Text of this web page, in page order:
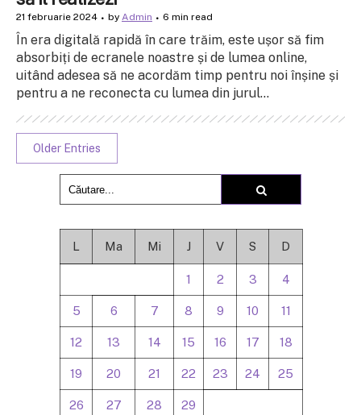
21 februarie 2024 by Admin 6 min read
În era digitală rapidă în care trăim, este ușor să fim
absorbiți de ecranele noastre și de lumea online,
uitând adesea să ne acordăm timp pentru noi înșine și
pentru a ne reconecta cu lumea din jurul...
Older Entries
L Ma Mi J V S D
1 2 3 4
5 6 7 8 9 10 11
12 13 14 15 16 17 18
19 20 21 22 23 24 25
26 27 28 29